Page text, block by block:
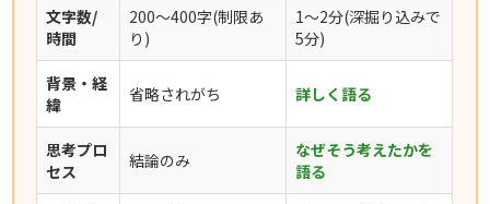
文字数/
時間
200〜400字(制限あ
り)
1〜2分(深掘り込みで
5分)
背景・経
緯
省略されがち 詳しく語る
思考プロ
セス
結論のみ
なぜそう考えたかを
語る